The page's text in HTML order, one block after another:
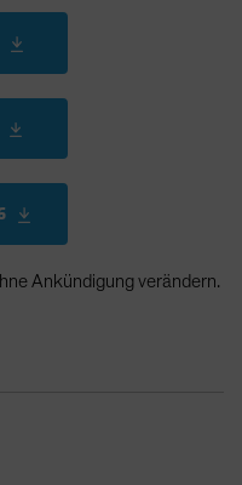
Ankündigung verändern.